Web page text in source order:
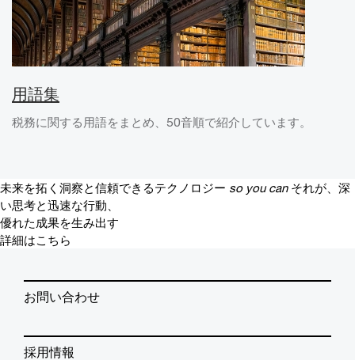
用語集
税務に関する用語をまとめ、50音順で紹介しています。
未来を拓く洞察と信頼できるテクノロジー so you can それが、深
い思考と迅速な行動、
優れた成果を生み出す
詳細はこちら
お問い合わせ
採用情報